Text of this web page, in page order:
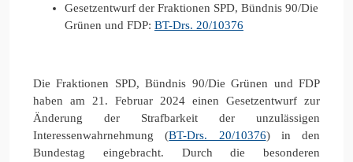
Gesetzentwurf der Fraktionen SPD, Bündnis 90/Die
Grünen und FDP: BT-Drs. 20/10376
Die Fraktionen SPD, Bündnis 90/Die Grünen und FDP
haben am 21. Februar 2024 einen Gesetzentwurf zur
Änderung der Strafbarkeit der unzulässigen
Interessenwahrnehmung (BT-Drs. 20/10376) in den
Bundestag eingebracht. Durch die besonderen